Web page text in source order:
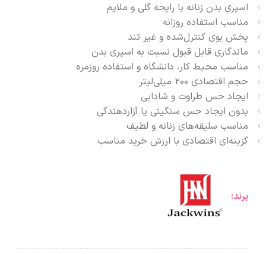
اسپری بدن زنانه با رایحه گلی و ملایم
مناسب استفاده روزانه
پخش بوی کنترل‌شده و غیر تند
ماندگاری قابل قبول نسبت به اسپری بدن
مناسب محیط کار، دانشگاه و استفاده روزمره
حجم اقتصادی ۲۰۰ میلی‌لیتر
ایجاد حس طراوت و شادابی
بدون ایجاد حس سنگینی یا آزاردهندگی
مناسب سلیقه‌های زنانه و لطیف
گزینه‌ای اقتصادی با ارزش خرید مناسب
برند: